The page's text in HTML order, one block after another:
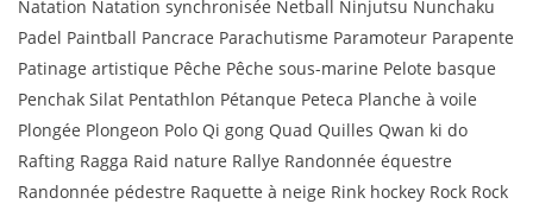
Natation Natation synchronisée Netball Ninjutsu Nunchaku
Padel Paintball Pancrace Parachutisme Paramoteur Parapente
Patinage artistique Pêche Pêche sous-marine Pelote basque
Penchak Silat Pentathlon Pétanque Peteca Planche à voile
Plongée Plongeon Polo Qi gong Quad Quilles Qwan ki do
Rafting Ragga Raid nature Rallye Randonnée équestre
Randonnée pédestre Raquette à neige Rink hockey Rock Rock